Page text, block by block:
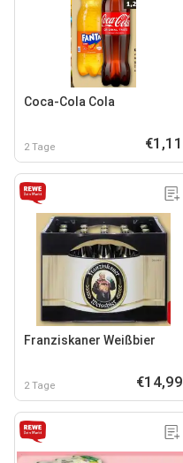
Coca-Cola Cola
2 Tage €1,11
Franziskaner Weißbier
2 Tage €14,99